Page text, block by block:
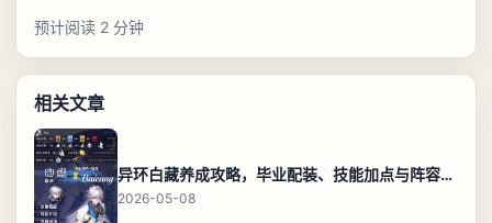
预计阅读 2 分钟
相关文章
异环白藏养成攻略，毕业配装、技能加点与阵容搭配保姆级解析
2026-05-08